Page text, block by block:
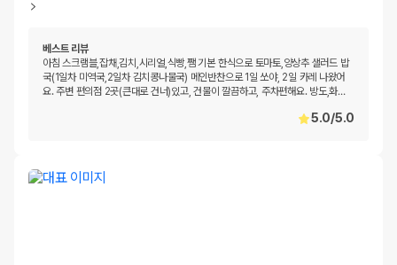
베스트 리뷰
아침 스크램블,잡채,김치,시리얼,식빵,쨈 기본 한식으로 토마토,양상추 샐러드 밥
국(1일차 미역국,2일차 김치콩나물국) 메인반찬으로 1일 쏘야, 2일 카레 나왔어
요. 주변 편의점 2곳(큰대로 건너)있고, 건물이 깔끔하고, 주차편해요. 방도,화…
5.0/5.0